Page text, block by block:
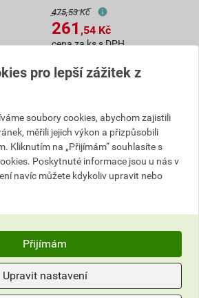
475,53 Kč
261 ,54 Kč
cena za ks s DPH
Vyberte si prodejnu
Skladem v (53) prodejnách
Do košíku
261,54 Kč celkem s DPH
pro lepší zážitek z
soubory cookies, abychom zajistili
měřili jejich výkon a přizpůsobili
Kliknutím na „Přijímám“ souhlasíte s
Poskytnuté informace jsou u nás v
navíc můžete kdykoliv upravit nebo
Přijímám
Upravit nastavení